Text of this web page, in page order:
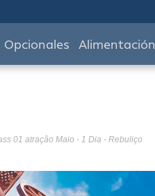
Opcionales Alimentación
01 atração Maio - 1 Dia - Rebuliço